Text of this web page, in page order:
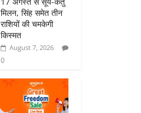
मिलन, सिंह समेत तीन
राशियों की चमकेगी
किस्मत
August 7, 2026
0